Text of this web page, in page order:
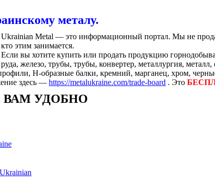
металу.
Ukrainian Metal — это информационный портал. Мы не
кто этим занимается.
Если вы хотите купить или продать продукцию
руда, железо, трубы, трубы, конвертер, металлургия,
H-образные балки, кремний, марганец, хром,
здесь — https://metalukraine.com/trade-board . Это
ВАМ УДОБНО